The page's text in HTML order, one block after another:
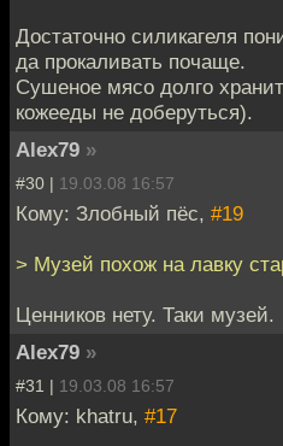
Достаточно силикагеля
да прокаливать почаще.
Сушеное мясо долго
кожееды не доберуться).
Alex79 »
#30 | 19.03.08 16:57
Кому: Злобный пёс, #19
> Музей похож на лавку
Ценников нету. Таки музей.
Alex79 »
#31 | 19.03.08 16:57
Кому: khatru, #17